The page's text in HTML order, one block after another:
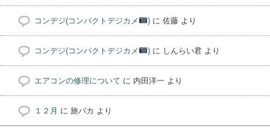
コンデジ(コンパクトデジカメ )に 佐藤より
コンデジ(コンパクトデジカメ )に しんらい君より
エアコンの修理について に 内田洋一 より
１２月 に 旅バカ より